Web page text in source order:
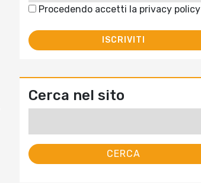
Procedendo accetti la privacy policy
Cerca nel sito